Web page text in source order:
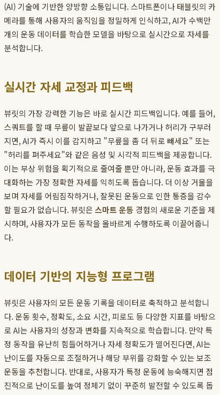
(AI) 기술에 기반한 양방향 소통입니다. 스마트폰이나 태블릿의 카
메라를 통해 사용자의 움직임을 정밀하게 인식하고, AI가 수백만
개의 운동 데이터를 학습한 모델을 바탕으로 실시간으로 자세를
분석합니다.
실시간 자세 교정과 피드백
뷰릿의 가장 강력한 기능은 바로 실시간 피드백입니다. 예를 들어,
스쿼트를 할 때 무릎이 발끝보다 앞으로 나가거나 허리가 구부러
지면, AI가 즉시 이를 감지하고 "무릎을 좀 더 뒤로 빼세요" 또는
"허리를 펴주세요"와 같은 음성 및 시각적 피드백을 제공합니다.
이는 부상 위험을 획기적으로 줄여줄 뿐만 아니라, 운동 효과를 극
대화하는 가장 정확한 자세를 익히도록 돕습니다. 더 이상 거울을
보며 자세를 어림짐작하거나, 잘못된 운동으로 인한 통증을 감수
할 필요가 없습니다. 뷰릿은 스마트 운동 경험의 새로운 기준을 제
시하며, 사용자가 모든 동작을 올바르게 수행하도록 이끌어줍니
다.
데이터 기반의 지능형 프로그램
뷰릿은 사용자의 모든 운동 기록을 데이터로 축적하고 분석합니
다. 운동 횟수, 정확도, 소요 시간, 피로도 등 다양한 지표를 바탕으
로 AI는 사용자의 성장과 변화를 지속적으로 학습합니다. 만약 특
정 동작을 유난히 힘들어하거나 자세 정확도가 떨어진다면, AI는
난이도를 자동으로 조절하거나 해당 부위를 강화할 수 있는 보조
운동을 추천합니다. 반대로, 사용자가 특정 운동에 능숙해지면 점
진적으로 난이도를 높여 정체기 없이 꾸준히 발전할 수 있도록 돕